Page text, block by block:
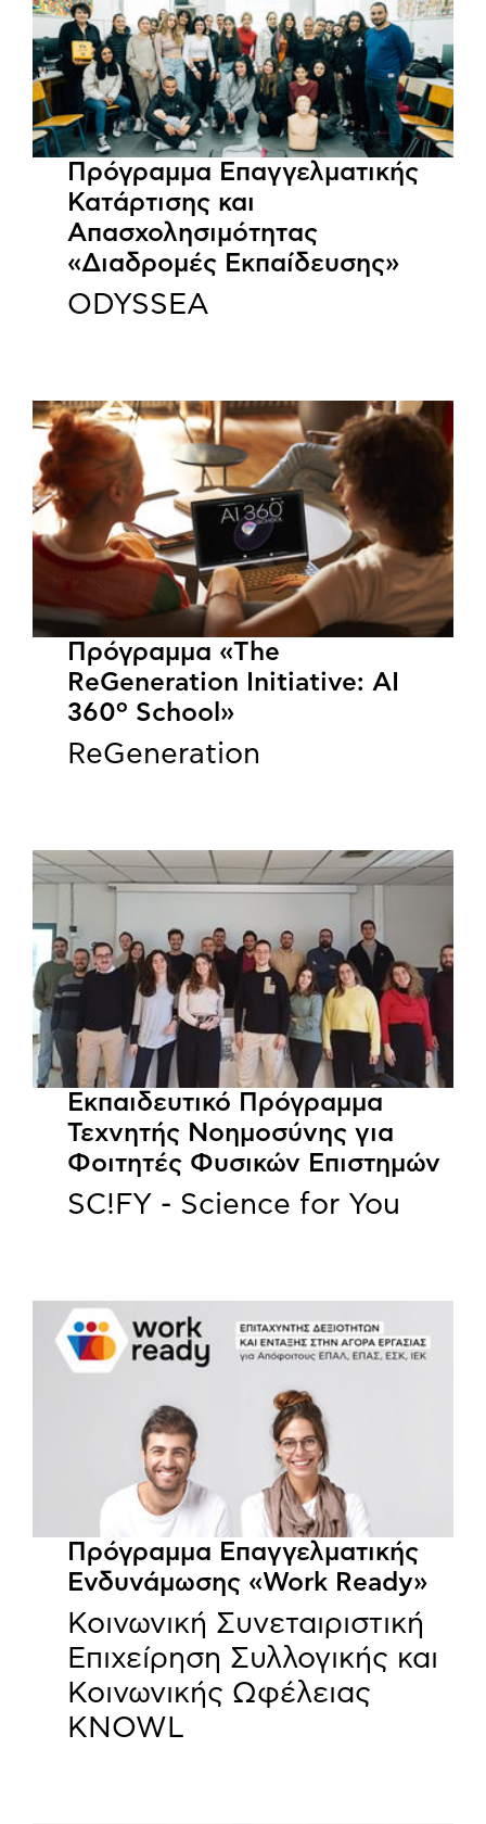
Πρόγραμμα Επαγγελματικής
Κατάρτισης και
Απασχολησιμότητας
«Διαδρομές Εκπαίδευσης»
ODYSSEA
Πρόγραμμα «The
ReGeneration Initiative: AI
360º School»
ReGeneration
Εκπαιδευτικό Πρόγραμμα
Τεχνητής Νοημοσύνης για
Φοιτητές Φυσικών Επιστημών
SC!FY - Science for You
Πρόγραμμα Επαγγελματικής
Ενδυνάμωσης «Work Ready»
Κοινωνική Συνεταιριστική
Επιχείρηση Συλλογικής και
Κοινωνικής Ωφέλειας
KNOWL